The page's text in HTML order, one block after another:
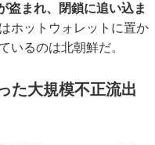
盗まれ、閉鎖に追い込ま
ホットウォレットに置か
いるのは北朝鮮だ。
た大規模不正流出